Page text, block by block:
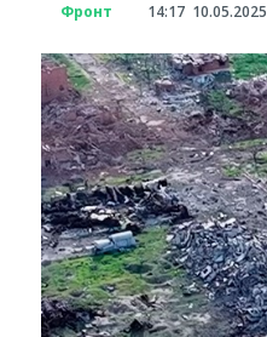
Фронт 14:17 10.05.2025